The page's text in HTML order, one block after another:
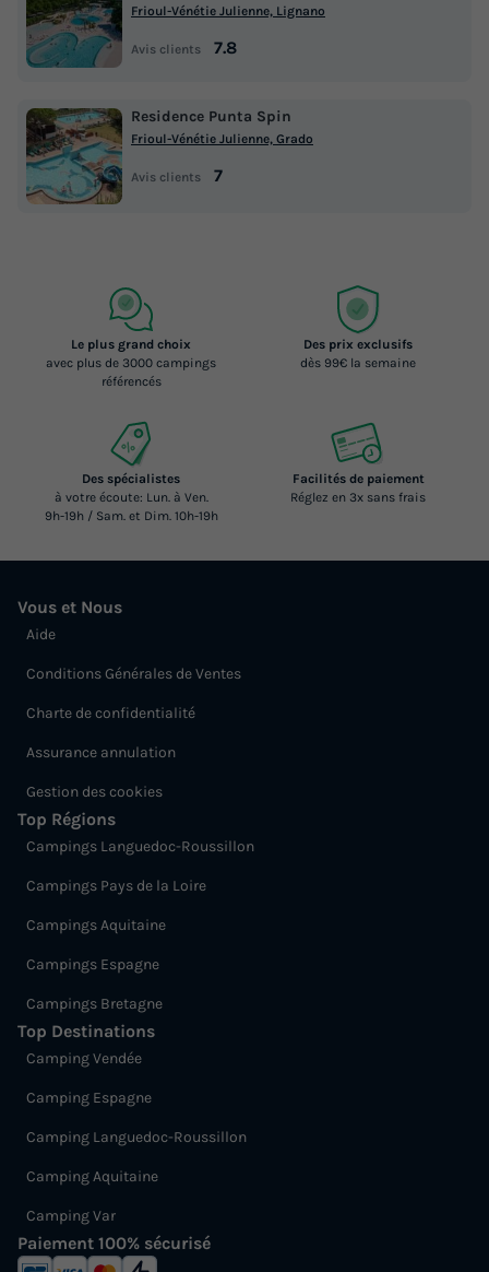
Frioul-Vénétie Julienne, Lignano
Avis clients 7.8
Residence Punta Spin
Frioul-Vénétie Julienne, Grado
Avis clients 7
Le plus grand choix
avec plus de 3000 campings
référencés
Des prix exclusifs
dès 99€ la semaine
Des spécialistes
à votre écoute: Lun. à Ven.
9h-19h / Sam. et Dim. 10h-19h
Facilités de paiement
Réglez en 3x sans frais
Vous et Nous
Aide
Conditions Générales de Ventes
Charte de confidentialité
Assurance annulation
Gestion des cookies
Top Régions
Campings Languedoc-Roussillon
Campings Pays de la Loire
Campings Aquitaine
Campings Espagne
Campings Bretagne
Top Destinations
Camping Vendée
Camping Espagne
Camping Languedoc-Roussillon
Camping Aquitaine
Camping Var
Paiement 100% sécurisé